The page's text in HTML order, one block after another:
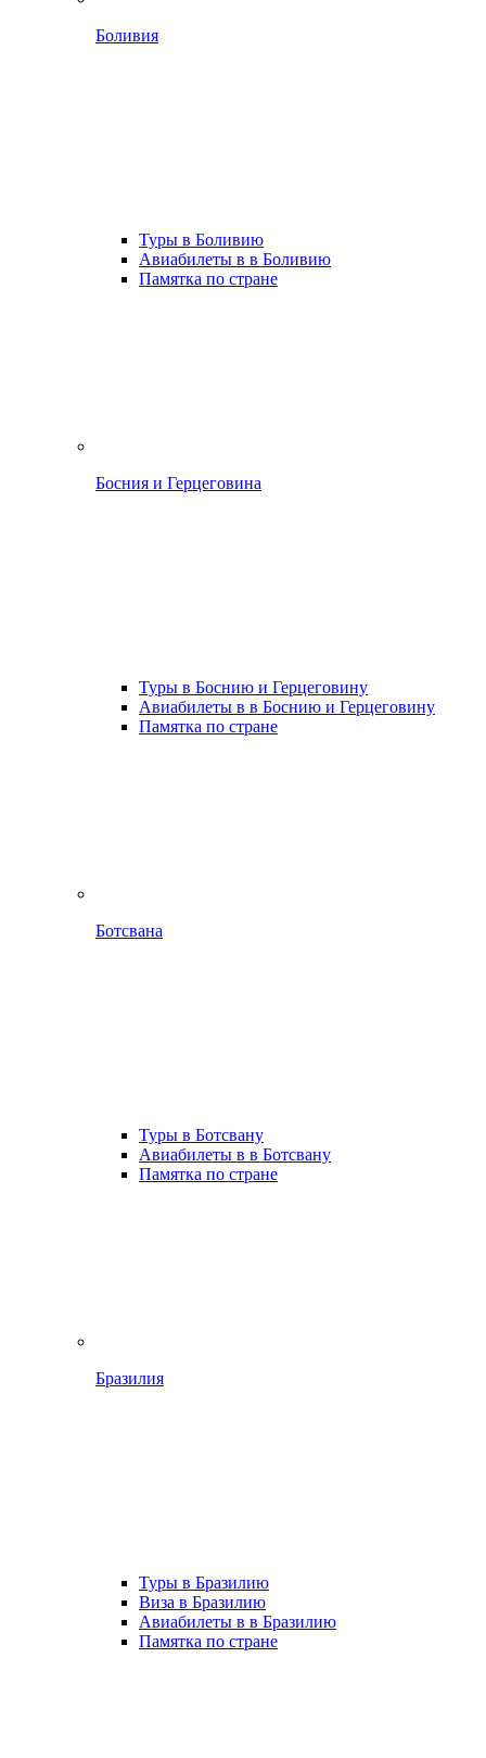
Боливия
Туры в Боливию
Авиабилеты в в Боливию
Памятка по стране
Босния и Герцеговина
Туры в Боснию и Герцеговину
Авиабилеты в в Боснию и Герцеговину
Памятка по стране
Ботсвана
Туры в Ботсвану
Авиабилеты в в Ботсвану
Памятка по стране
Бразилия
Туры в Бразилию
Виза в Бразилию
Авиабилеты в в Бразилию
Памятка по стране